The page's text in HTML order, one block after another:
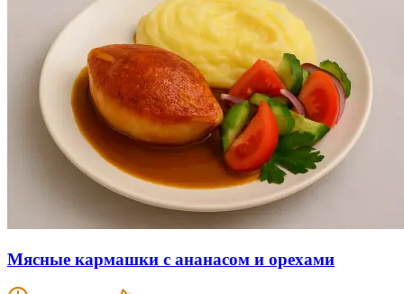
Мясные кармашки с ананасом и орехами